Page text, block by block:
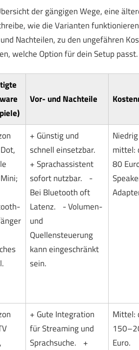
der gängigen Wege, eine
wie die Varianten
Nachteilen, zu den ungefähren
welche Option für dein Setup passt.
Vor- und Nachteile
+ Günstig und
schnell einsetzbar.
+ Sprachassistent
sofort nutzbar. -
Bei Bluetooth oft
Latenz. - Volumen-
und
Quellensteuerung
kann eingeschränkt
sein.
mittel:
80
+ Gute Integration
für Streaming und
Sprachsuche. +
Mittel:
Euro.